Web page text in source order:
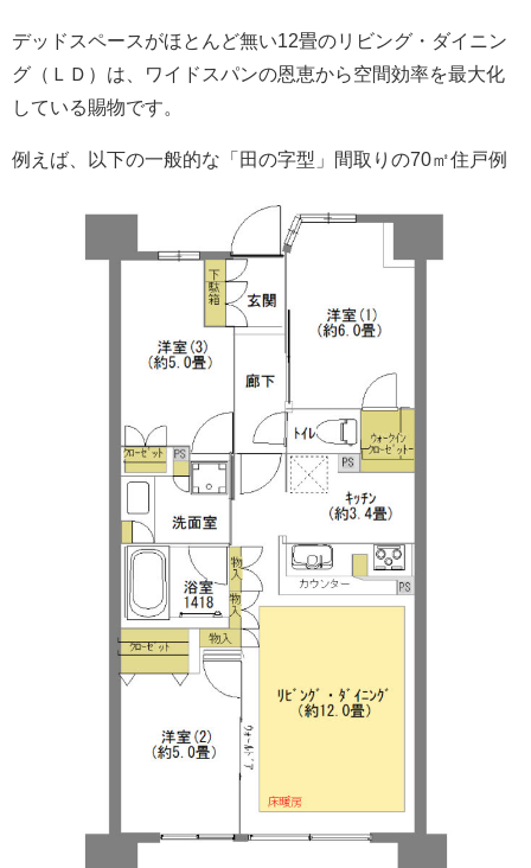
デッドスペースがほとんど無い12畳のリビング・ダイニン
グ（ＬＤ）は、ワイドスパンの恩恵から空間効率を最大化
している賜物です。
例えば、以下の一般的な「田の字型」間取りの70㎡住戸例